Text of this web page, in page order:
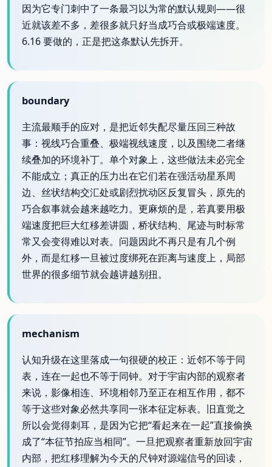
因为它专门刺中了一条最习以为常的默认规则——很
近就该差不多，差很多就只好当成巧合或极端速度。
6.16 要做的，正是把这条默认先拆开。
boundary
主流最顺手的应对，是把近邻失配尽量压回三种故
事：视线巧合重叠、极端视线速度，以及围绕二者继
续叠加的环境补丁。单个对象上，这些做法未必完全
不能成立；真正的压力出在它们若在强活动星系周
边、丝状结构交汇处或剧烈扰动区反复冒头，原先的
巧合叙事就会越来越吃力。更麻烦的是，若真要用极
端速度把巨大红移差讲圆，桥状结构、尾迹与时标常
常又会变得难以对表。问题因此不再只是有几个例
外，而是红移一旦被过度绑死在距离与速度上，局部
世界的很多细节就会越讲越别扭。
mechanism
认知升级在这里落成一句很硬的校正：近邻不等于同
表，连在一起也不等于同钟。对于宇宙内部的观察者
来说，影像相连、环境相邻乃至正在相互作用，都不
等于这些对象必然共享同一张本征定标表。旧直觉之
所以会觉得刺耳，是因为它把“看起来在一起”直接偷换
成了“本征节拍应当相同”。一旦把观察者重新放回宇宙
内部，把红移理解为今天的尺钟对源端信号的回读，